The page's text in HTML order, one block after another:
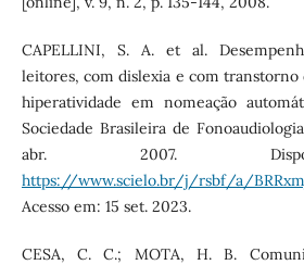
CAPELLINI, S. A. et al.
leitores, com dislexia e com transtorno
hiperatividade em nomeação
Sociedade Brasileira de
abr. 2007.
https://www.scielo.br/j/rsbf/a/
Acesso em: 15 set. 2023.
CESA, C. C.; MOTA, H. B.